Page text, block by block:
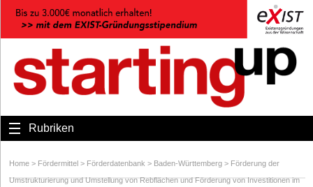
Rubriken
Home > Fördermittel > Förderdatenbank > Baden-Württemberg > Förderung der
Umstrukturierung und Umstellung von Rebflächen und Förderung von Investitionen im